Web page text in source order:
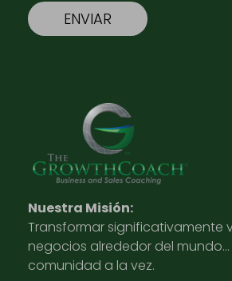
Nuestra Misión:
Transformar significativamente
negocios alrededor del
comunidad a la vez.